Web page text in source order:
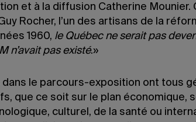
et à la diffusion Catherine Mounier.
Rocher, l’un des artisans de la
1960, le Québec ne serait pas
n’avait pas existé.»
le parcours-exposition ont tous
que ce soit sur le plan économique,
culturel, de la santé ou